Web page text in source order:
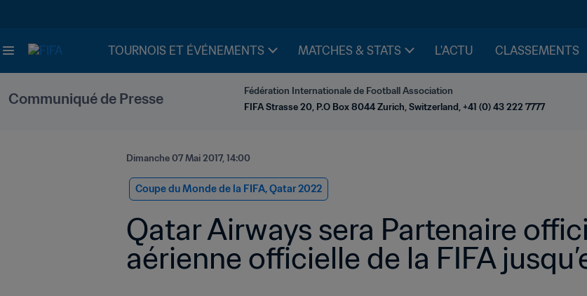
TOURNOIS ET ÉVÉNEMENTS MATCHES & STATS L'ACTU CLASSEMENTS
Communiqué de Presse
Fédération Internationale de Football Association
FIFA Strasse 20, P.O Box 8044 Zurich, Switzerland, +41 (0) 43 222 7777
Dimanche 07 Mai 2017, 14:00
Coupe du Monde de la FIFA, Qatar 2022
Qatar Airways sera Partenaire
aérienne officielle de la FIFA